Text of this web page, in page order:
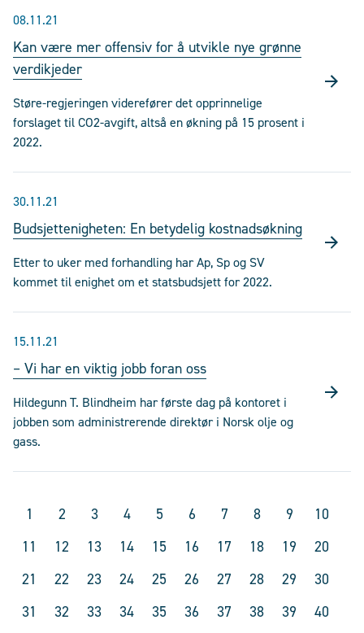
08.11.21
Kan være mer offensiv for å utvikle nye grønne
verdikjeder
Støre-regjeringen viderefører det opprinnelige
forslaget til CO2-avgift, altså en økning på 15 prosent i
2022.
30.11.21
Budsjettenigheten: En betydelig kostnadsøkning
Etter to uker med forhandling har Ap, Sp og SV
kommet til enighet om et statsbudsjett for 2022.
15.11.21
– Vi har en viktig jobb foran oss
Hildegunn T. Blindheim har første dag på kontoret i
jobben som administrerende direktør i Norsk olje og
gass.
1 2 3 4 5 6 7 8 9
10
11
12 13 14 15 16 17 18 19
20
21
22 23 24 25 26 27 28 29
30
31
32 33 34 35 36 37 38 39
40